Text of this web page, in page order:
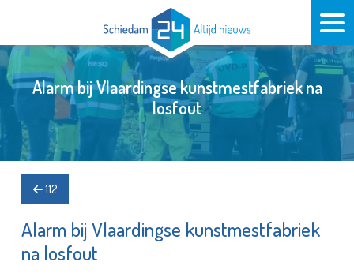
Alarm bij Vlaardingse kunstmestfabriek na
losfout
112
Alarm bij Vlaardingse kunstmestfabriek
na losfout